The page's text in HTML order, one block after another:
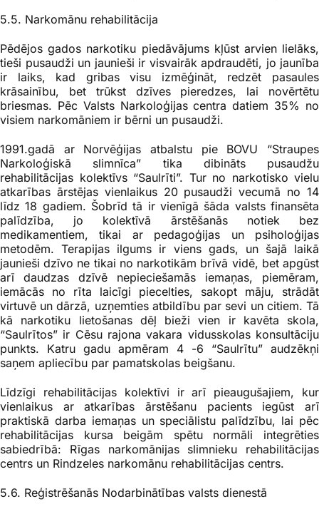
5.5. Narkomānu rehabilitācija
Pēdējos gados narkotiku piedāvājums kļūst arvien lielāks,
tieši pusaudži un jaunieši ir visvairāk apdraudēti, jo jaunība
ir laiks, kad gribas visu izmēģināt, redzēt pasaules
krāsainību, bet trūkst dzīves pieredzes, lai novērtētu
briesmas. Pēc Valsts Narkoloģijas centra datiem 35% no
visiem narkomāniem ir bērni un pusaudži.
1991.gadā ar Norvēģijas atbalstu pie BOVU “Straupes
Narkoloģiskā slimnīca” tika dibināts pusaudžu
rehabilitācijas kolektīvs “Saulrīti”. Tur no narkotisko vielu
atkarības ārstējas vienlaikus 20 pusaudži vecumā no 14
līdz 18 gadiem. Šobrīd tā ir vienīgā šāda valsts finansēta
palīdzība, jo kolektīvā ārstēšanās notiek bez
medikamentiem, tikai ar pedagoģijas un psiholoģijas
metodēm. Terapijas ilgums ir viens gads, un šajā laikā
jaunieši dzīvo ne tikai no narkotikām brīvā vidē, bet apgūst
arī daudzas dzīvē nepieciešamās iemaņas, piemēram,
iemācās no rīta laicīgi piecelties, sakopt māju, strādāt
virtuvē un dārzā, uzņemties atbildību par sevi un citiem. Tā
kā narkotiku lietošanas dēļ bieži vien ir kavēta skola,
“Saulrītos” ir Cēsu rajona vakara vidusskolas konsultāciju
punkts. Katru gadu apmēram 4 -6 “Saulrītu” audzēkņi
saņem apliecību par pamatskolas beigšanu.
Līdzīgi rehabilitācijas kolektīvi ir arī pieaugušajiem, kur
vienlaikus ar atkarības ārstēšanu pacients iegūst arī
praktiskā darba iemaņas un speciālistu palīdzību, lai pēc
rehabilitācijas kursa beigām spētu normāli integrēties
sabiedrībā: Rīgas narkomānijas slimnieku rehabilitācijas
centrs un Rindzeles narkomānu rehabilitācijas centrs.
5.6. Reģistrēšanās Nodarbinātības valsts dienestā